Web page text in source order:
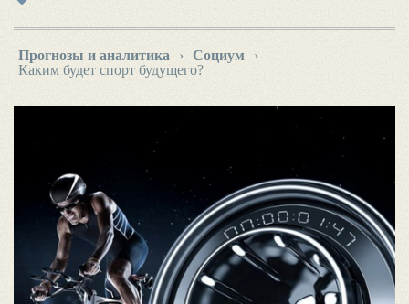
Прогнозы и аналитика › Социум
›
Каким будет спорт будущего?